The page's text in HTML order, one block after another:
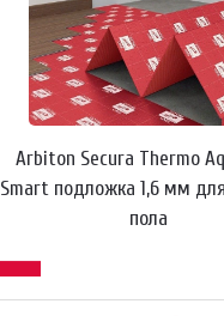
Arbiton Secura Thermo
Smart подложка 1,6 мм
пола